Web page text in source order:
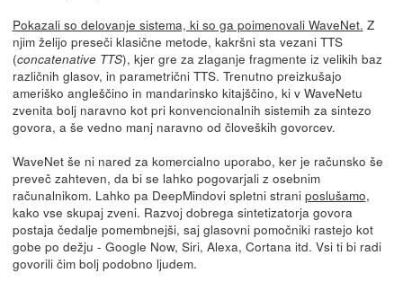
Pokazali so delovanje sistema, ki so ga poimenovali WaveNet. Z
njim želijo preseči klasične metode, kakršni sta vezani TTS
(concatenative TTS), kjer gre za zlaganje fragmente iz velikih baz
različnih glasov, in parametrični TTS. Trenutno preizkušajo
ameriško angleščino in mandarinsko kitajščino, ki v WaveNetu
zvenita bolj naravno kot pri konvencionalnih sistemih za sintezo
govora, a še vedno manj naravno od človeških govorcev.
WaveNet še ni nared za komercialno uporabo, ker je računsko še
preveč zahteven, da bi se lahko pogovarjali z osebnim
računalnikom. Lahko pa DeepMindovi spletni strani poslušamo,
kako vse skupaj zveni. Razvoj dobrega sintetizatorja govora
postaja čedalje pomembnejši, saj glasovni pomočniki rastejo kot
gobe po dežju - Google Now, Siri, Alexa, Cortana itd. Vsi ti bi radi
govorili čim bolj podobno ljudem.